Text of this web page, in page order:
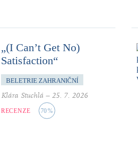
„(I Can’t Get No)
Satisfaction“
BELETRIE ZAHRANIČNÍ
Klára Stuchlá – 25. 7. 2026
RECENZE 70%